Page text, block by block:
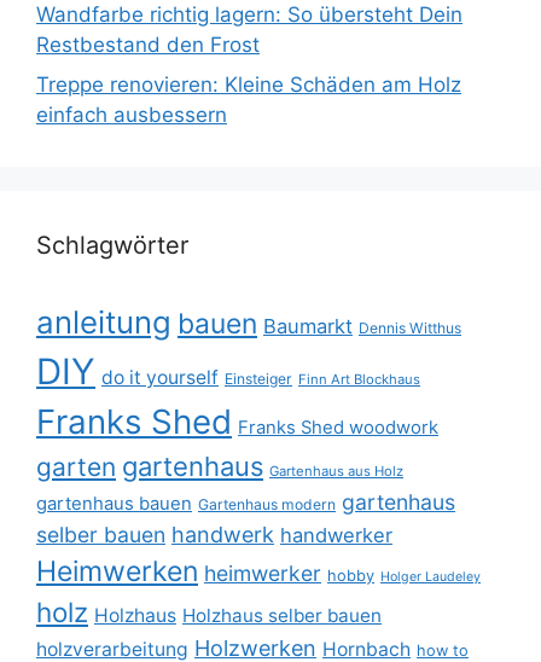
Wandfarbe richtig lagern: So übersteht Dein
Restbestand den Frost
Treppe renovieren: Kleine Schäden am Holz
einfach ausbessern
Schlagwörter
anleitung bauen Baumarkt Dennis Witthus
DIY do it yourself Einsteiger Finn Art Blockhaus
Franks Shed Franks Shed woodwork
garten gartenhaus Gartenhaus aus Holz
gartenhaus bauen Gartenhaus modern gartenhaus
selber bauen handwerk handwerker
Heimwerken heimwerker hobby Holger Laudeley
holz Holzhaus Holzhaus selber bauen
holzverarbeitung Holzwerken Hornbach how to